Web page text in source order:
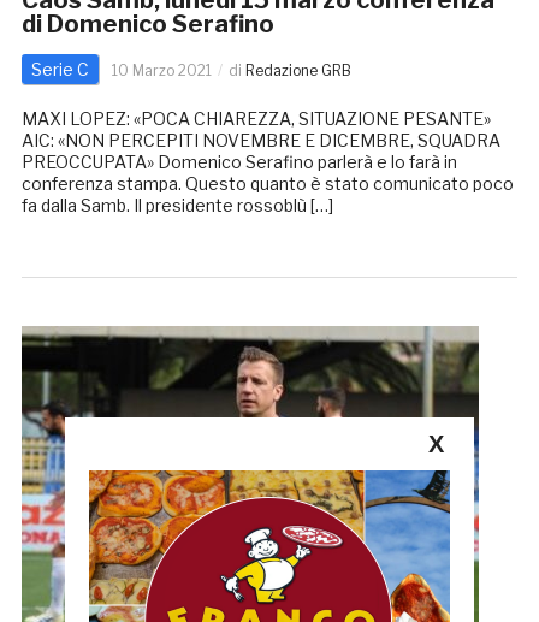
di Domenico Serafino
Serie C 10 Marzo 2021 di Redazione GRB
MAXI LOPEZ: «POCA CHIAREZZA, SITUAZIONE PESANTE»
AIC: «NON PERCEPITI NOVEMBRE E DICEMBRE, SQUADRA
PREOCCUPATA» Domenico Serafino parlerà e lo farà in
conferenza stampa. Questo quanto è stato comunicato poco
fa dalla Samb. Il presidente rossoblù […]
X